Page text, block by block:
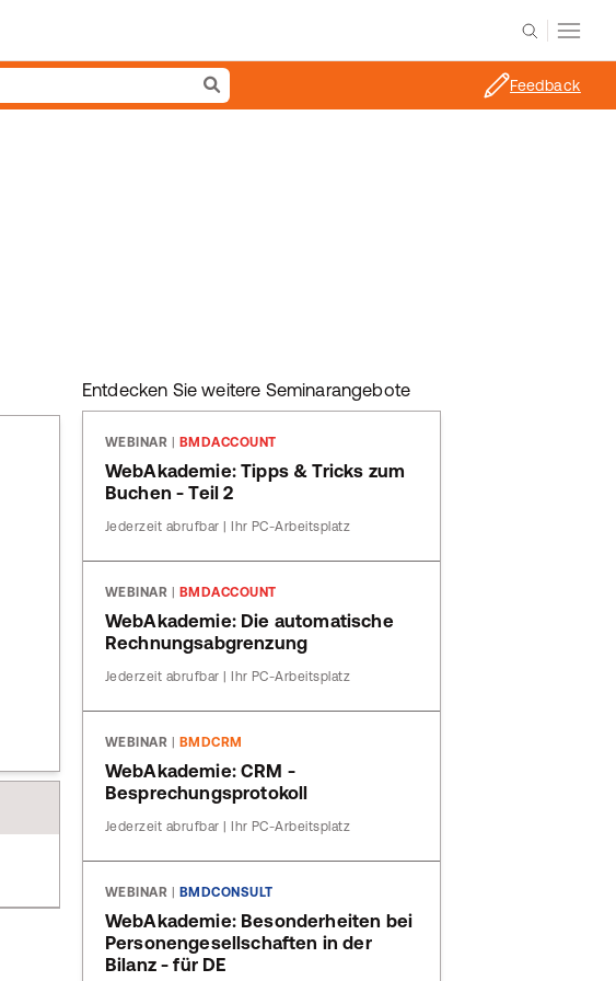
Feedback
Entdecken Sie weitere Seminarangebote
WEBINAR BMDACCOUNT
WebAkademie: Tipps & Tricks zum
Buchen - Teil 2
Jederzeit abrufbar | Ihr PC-Arbeitsplatz
WEBINAR BMDACCOUNT
WebAkademie: Die automatische
Rechnungsabgrenzung
Jederzeit abrufbar | Ihr PC-Arbeitsplatz
WEBINAR BMDCRM
WebAkademie: CRM -
Besprechungsprotokoll
Jederzeit abrufbar | Ihr PC-Arbeitsplatz
WEBINAR BMDCONSULT
WebAkademie: Besonderheiten bei
Personengesellschaften in der
Bilanz - für DE